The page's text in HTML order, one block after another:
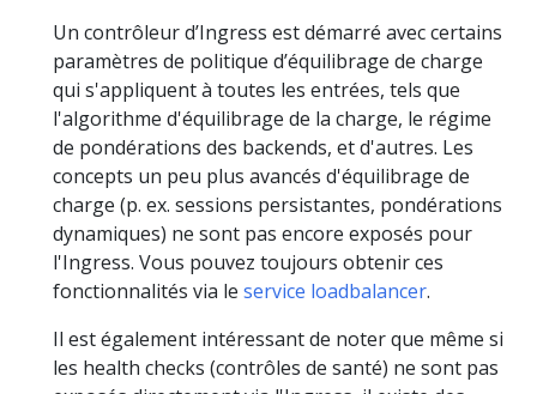
Un contrôleur d’Ingress est démarré avec certains
paramètres de politique d’équilibrage de charge
qui s'appliquent à toutes les entrées, tels que
l'algorithme d'équilibrage de la charge, le régime
de pondérations des backends, et d'autres. Les
concepts un peu plus avancés d'équilibrage de
charge (p. ex. sessions persistantes, pondérations
dynamiques) ne sont pas encore exposés pour
l'Ingress. Vous pouvez toujours obtenir ces
fonctionnalités via le service loadbalancer.
Il est également intéressant de noter que même si
les health checks (contrôles de santé) ne sont pas